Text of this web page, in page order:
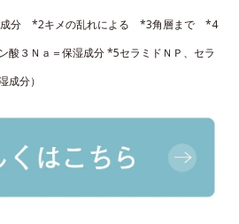
成分 *2キメの乱れによる *3角層まで *4
酸３Ｎａ＝保湿成分 *5セラミドＮＰ、セラ
成分）